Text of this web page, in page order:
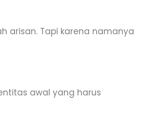
arisan. Tapi karena namanya
awal yang harus